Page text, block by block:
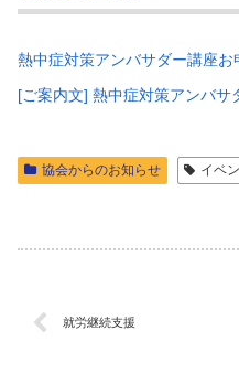
熱中症対策アンバサダー講座お
[ご案内文] 熱中症対策アンバサ
協会からのお知らせ イベ
就労継続支援